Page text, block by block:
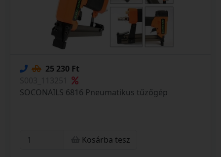
25 230 Ft
SOCONAILS 6816 Pneumatikus tűzőgép
Kosárba tesz